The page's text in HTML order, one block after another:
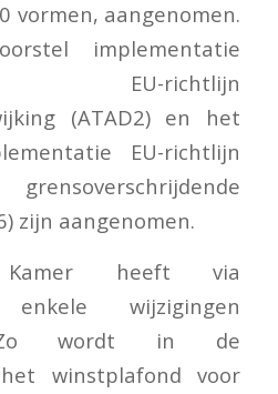
vormen, aangenomen.
implementatie
richtlijn
(ATAD2) en het
EU-richtlijn
grensoverschrijdende
zijn aangenomen.
heeft via
enkele wijzigingen
Zo wordt in de
winstplafond voor